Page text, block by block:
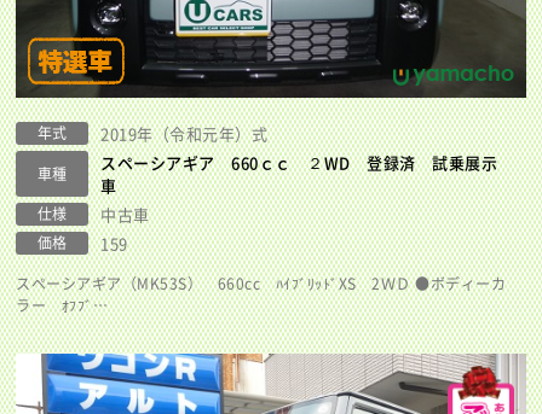
年式 2019年（令和元年）式
車種
スペーシアギア 660ｃｃ ２WD 登録済 試乗展示
車
仕様 中古車
価格 159
スペーシアギア（MK53S） 660cc ﾊｲﾌﾞﾘｯﾄﾞXS 2ＷＤ ●ボディーカ
ラー ｵﾌﾌﾞ…